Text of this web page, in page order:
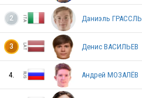
CZE
2 Даниэль ГРАССЛЬ
3 Денис ВАСИЛЬЕВ
4. Андрей МОЗАЛЁВ